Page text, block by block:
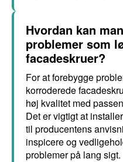
Hvordan kan
problemer som
facadeskruer?
For at forebygge
korroderede
høj kvalitet med
Det er vigtigt at
til producentens
inspicere og
problemer på lang sigt.